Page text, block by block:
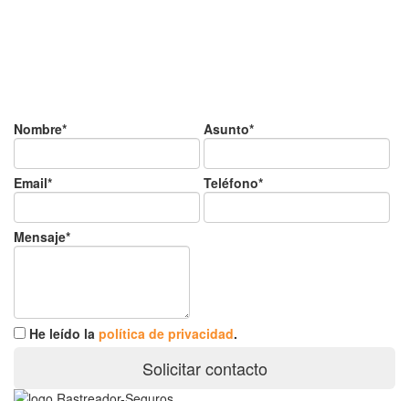
Nombre* Asunto*
Email* Teléfono*
Mensaje*
He leído la política de privacidad.
Solicitar contacto